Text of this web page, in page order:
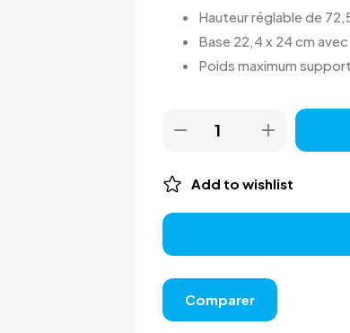
Hauteur réglable de
Base 22,4 x 24 cm
Poids maximum
Add to wishlist
Comparer